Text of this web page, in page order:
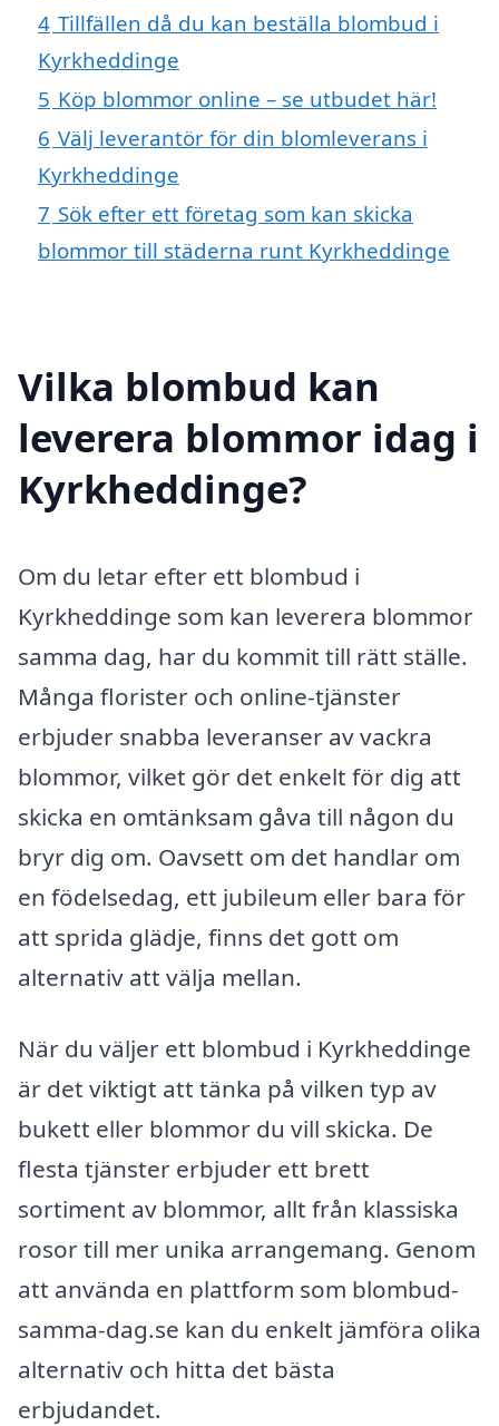
4 Tillfällen då du kan beställa blombud i
Kyrkheddinge
5 Köp blommor online – se utbudet här!
6 Välj leverantör för din blomleverans i
Kyrkheddinge
7 Sök efter ett företag som kan skicka
blommor till städerna runt Kyrkheddinge
Vilka blombud kan
leverera blommor idag i
Kyrkheddinge?
Om du letar efter ett blombud i
Kyrkheddinge som kan leverera blommor
samma dag, har du kommit till rätt ställe.
Många florister och online-tjänster
erbjuder snabba leveranser av vackra
blommor, vilket gör det enkelt för dig att
skicka en omtänksam gåva till någon du
bryr dig om. Oavsett om det handlar om
en födelsedag, ett jubileum eller bara för
att sprida glädje, finns det gott om
alternativ att välja mellan.
När du väljer ett blombud i Kyrkheddinge
är det viktigt att tänka på vilken typ av
bukett eller blommor du vill skicka. De
flesta tjänster erbjuder ett brett
sortiment av blommor, allt från klassiska
rosor till mer unika arrangemang. Genom
att använda en plattform som blombud-
samma-dag.se kan du enkelt jämföra olika
alternativ och hitta det bästa
erbjudandet.